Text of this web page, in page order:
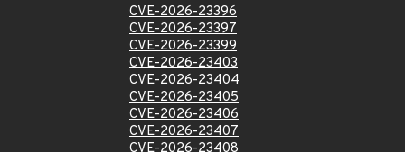
CVE-2026-23396
CVE-2026-23397
CVE-2026-23399
CVE-2026-23403
CVE-2026-23404
CVE-2026-23405
CVE-2026-23406
CVE-2026-23407